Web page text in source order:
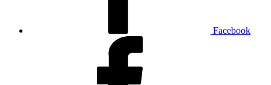
Facebook